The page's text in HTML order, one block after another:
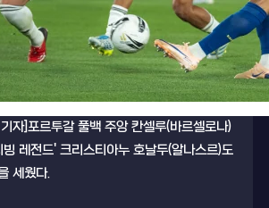
자]포르투갈 풀백 주앙 칸셀루(바르셀로나)
레전드' 크리스티아누 호날두(알나스르)도
세웠다.